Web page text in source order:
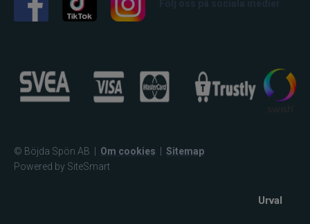
Urval
© Böjda Spön AB Om cookies
Sitemap
Powered by SiteSmart